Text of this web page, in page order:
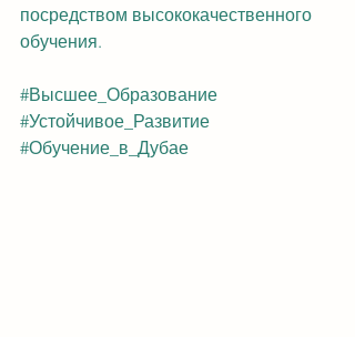
посредством высококачественного
обучения.
#Высшее_Образование
#Устойчивое_Развитие
#Обучение_в_Дубае